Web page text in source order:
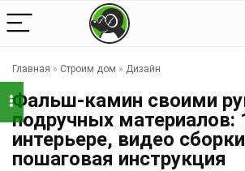
Главная » Строим дом » Дизайн
Фальш-камин своими
подручных материалов:
интерьере, видео
пошаговая инструкция